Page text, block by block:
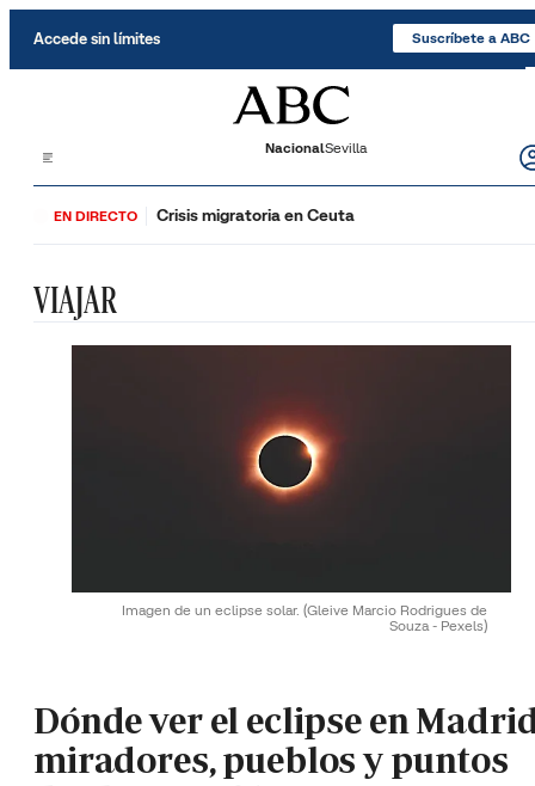
Accede sin límites Suscríbete a ABC
NacionalSevilla
EN DIRECTO Crisis migratoria en Ceuta
VIAJAR
Imagen de un eclipse solar. (Gleive Marcio Rodrigues de
Souza - Pexels)
Dónde ver el eclipse en
miradores, pueblos y puntos